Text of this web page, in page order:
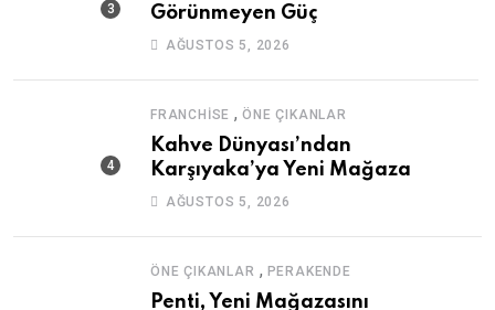
Görünmeyen Güç
AĞUSTOS 5, 2026
FRANCHISE ,ÖNE ÇIKANLAR
Kahve Dünyası’ndan
Karşıyaka’ya Yeni Mağaza
AĞUSTOS 5, 2026
ÖNE ÇIKANLAR , PERAKENDE
Penti, Yeni Mağazasını